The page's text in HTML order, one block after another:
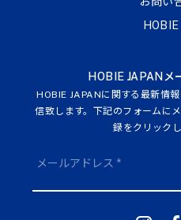
HOBIE JAPANメ
HOBIE JAPANに関する最新情
信致します。下記のフォームに
録をクリック
HOBIE